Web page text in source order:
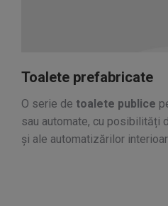
Toalete prefabricate
O serie de toalete publice
sau automate, cu posibilități
și ale automatizărilor